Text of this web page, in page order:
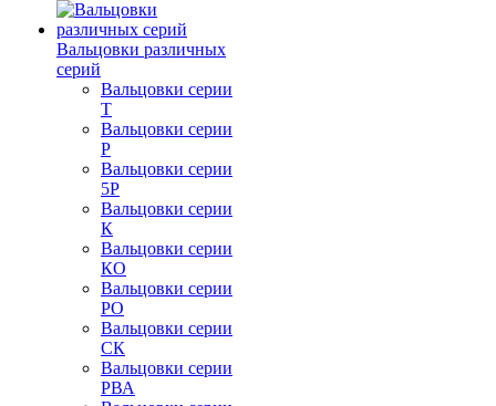
Вальцовки различных
серий
Вальцовки серии
Т
Вальцовки серии
Р
Вальцовки серии
5Р
Вальцовки серии
К
Вальцовки серии
КО
Вальцовки серии
РО
Вальцовки серии
СК
Вальцовки серии
РВА